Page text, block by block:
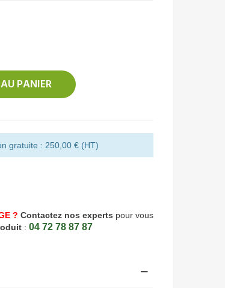
PANIER
gratuite : 250,00 € (HT)
? Contactez nos experts pour vous
: 04 72 78 87 87